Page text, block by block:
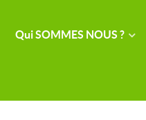
Qui SOMMES NOUS ?